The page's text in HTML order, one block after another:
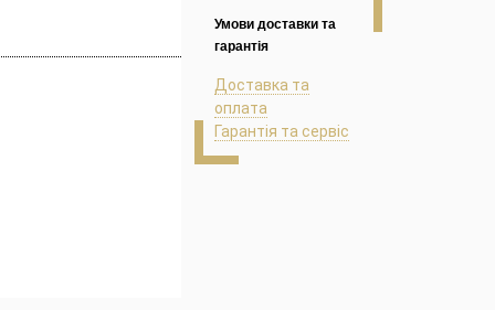
Умови доставки та
гарантія
Доставка та
оплата
Гарантія та сервіс